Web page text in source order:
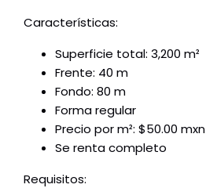
Características:
Superficie total: 3,200 m²
Frente: 40 m
Fondo: 80 m
Forma regular
Precio por m²: $50.00 mxn
Se renta completo
Requisitos: